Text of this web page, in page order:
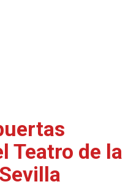
Teatro de la